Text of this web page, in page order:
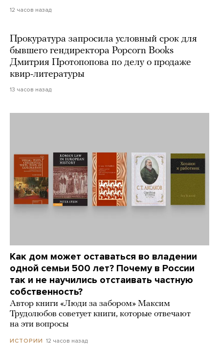
12 часов назад
Прокуратура запросила условный срок для
бывшего гендиректора Popcorn Books
Дмитрия Протопопова по делу о продаже
квир-литературы
13 часов назад
Как дом может оставаться во владении
одной семьи 500 лет? Почему в России
так и не научились отстаивать частную
собственность?
Автор книги «Люди за забором» Максим
Трудолюбов советует книги, которые отвечают
на эти вопросы
ИСТОРИИ 12 часов назад